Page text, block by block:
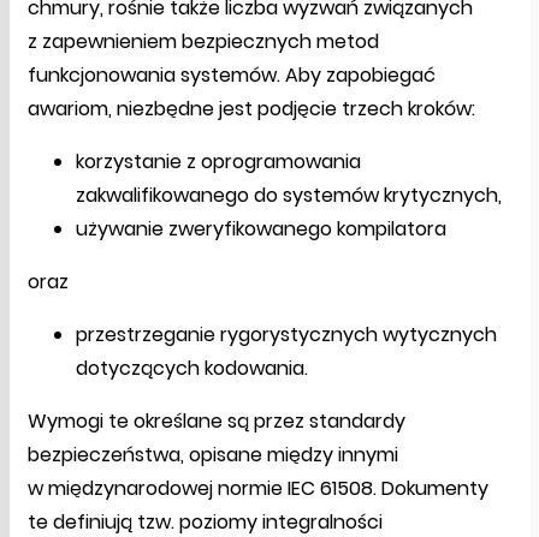
chmury, rośnie także liczba wyzwań związanych
z zapewnieniem bezpiecznych metod
funkcjonowania systemów. Aby zapobiegać
awariom, niezbędne jest podjęcie trzech kroków:
korzystanie z oprogramowania
zakwalifikowanego do systemów krytycznych,
używanie zweryfikowanego kompilatora
oraz
przestrzeganie rygorystycznych wytycznych
dotyczących kodowania.
Wymogi te określane są przez standardy
bezpieczeństwa, opisane między innymi
w międzynarodowej normie IEC 61508. Dokumenty
te definiują tzw. poziomy integralności